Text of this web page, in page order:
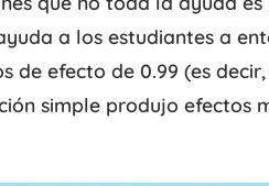
a los estudiantes a
efecto de 0.99 (es
simple produjo efectos